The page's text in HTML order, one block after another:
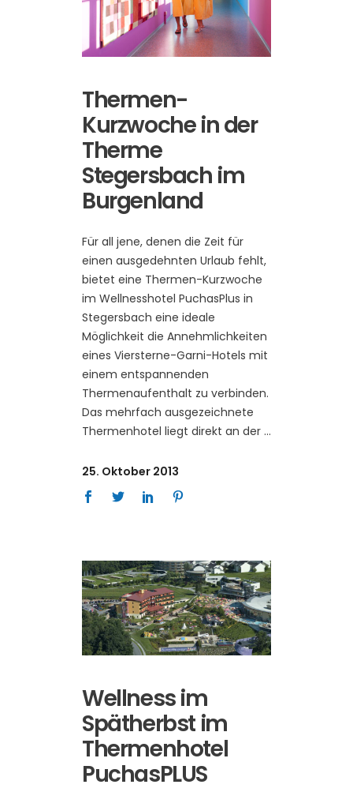
Thermen-
Kurzwoche in der
Therme
Stegersbach im
Burgenland
Für all jene, denen die Zeit für
einen ausgedehnten Urlaub fehlt,
bietet eine Thermen-Kurzwoche
im Wellnesshotel PuchasPlus in
Stegersbach eine ideale
Möglichkeit die Annehmlichkeiten
eines Viersterne-Garni-Hotels mit
einem entspannenden
Thermenaufenthalt zu verbinden.
Das mehrfach ausgezeichnete
Thermenhotel liegt direkt an der
25. Oktober 2013
Wellness im
Spätherbst im
Thermenhotel
PuchasPLUS